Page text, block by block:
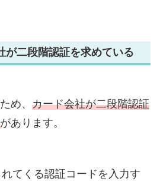
が二段階認証を求めている
め、 カード会社が二段階認証
があります。
てくる認証コードを入力す